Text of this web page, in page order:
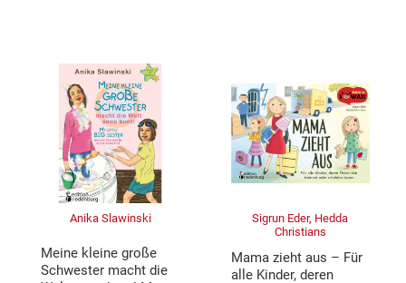
Anika Slawinski
Meine kleine große
Schwester macht die
Sigrun Eder, Hedda
Christians
Mama zieht aus – Für
alle Kinder, deren